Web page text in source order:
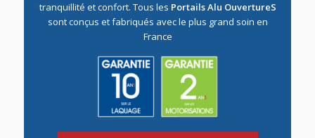
tranquillité et confort. Tous les Portails Alu OuvertureS
sont conçus et fabriqués avec le plus grand soin en
France